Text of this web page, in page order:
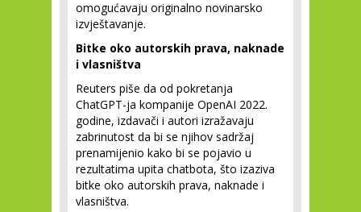
omogućavaju originalno novinarsko
izvještavanje.
Bitke oko autorskih prava, naknade
i vlasništva
Reuters piše da od pokretanja
ChatGPT-ja kompanije OpenAI 2022.
godine, izdavači i autori izražavaju
zabrinutost da bi se njihov sadržaj
prenamijenio kako bi se pojavio u
rezultatima upita chatbota, što izaziva
bitke oko autorskih prava, naknade i
vlasništva.